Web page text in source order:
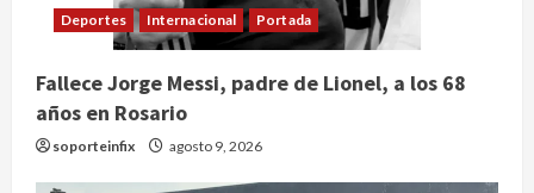
Deportes Internacional Portada
Fallece Jorge Messi, padre de Lionel, a los 68
años en Rosario
soporteinfix agosto 9, 2026